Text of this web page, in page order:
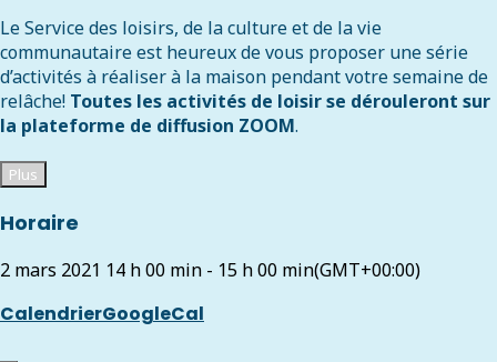
Le Service des loisirs, de la culture et de la vie
communautaire est heureux de vous proposer une série
d’activités à réaliser à la maison pendant votre semaine de
relâche! Toutes les activités de loisir se dérouleront sur
la plateforme de diffusion ZOOM.
Plus
Horaire
2 mars 2021 14 h 00 min - 15 h 00 min(GMT+00:00)
CalendrierGoogleCal